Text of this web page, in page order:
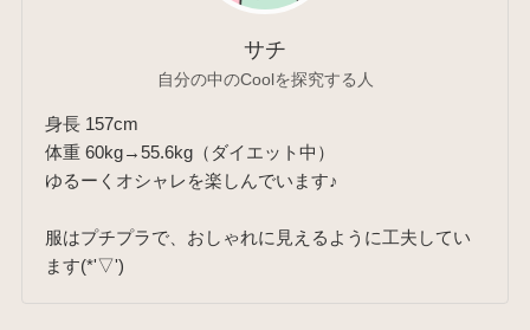
サチ
自分の中のCoolを探究する人
身長 157cm
体重 60kg→55.6kg（ダイエット中）
ゆるーくオシャレを楽しんでいます♪
服はプチプラで、おしゃれに見えるように工夫してい
ます(*'▽')